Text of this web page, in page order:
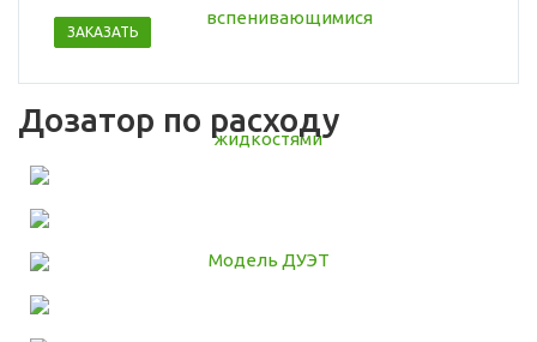
ЗАКАЗАТЬ
Дозатор по расходу